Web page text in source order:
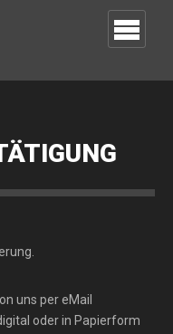
uns per eMail
oder in Papierform